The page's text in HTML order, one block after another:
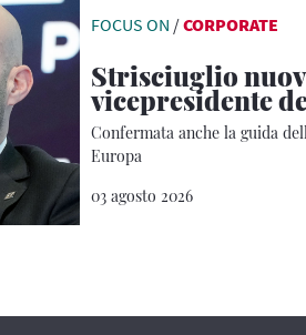
FOCUS ON /CORPORATE
Strisciuglio
vicepresidente
Confermata anche la guida
Europa
03 agosto 2026